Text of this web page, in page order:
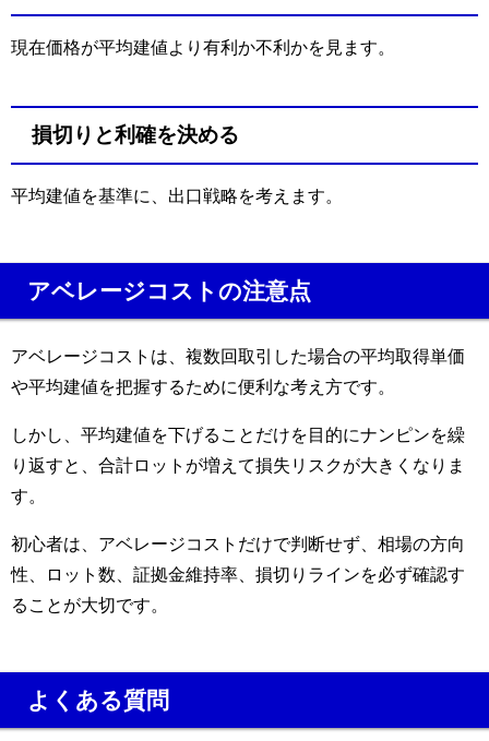
現在価格が平均建値より有利か不利かを見ます。
損切りと利確を決める
平均建値を基準に、出口戦略を考えます。
アベレージコストの注意点
アベレージコストは、複数回取引した場合の平均取得単価
や平均建値を把握するために便利な考え方です。
しかし、平均建値を下げることだけを目的にナンピンを繰
り返すと、合計ロットが増えて損失リスクが大きくなりま
す。
初心者は、アベレージコストだけで判断せず、相場の方向
性、ロット数、証拠金維持率、損切りラインを必ず確認す
ることが大切です。
よくある質問